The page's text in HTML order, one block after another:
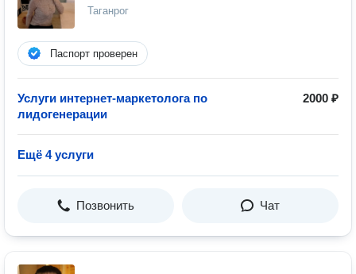
Таганрог
Паспорт проверен
Услуги интернет-маркетолога по
лидогенерации
2000 ₽
Ещё 4 услуги
Позвонить Чат